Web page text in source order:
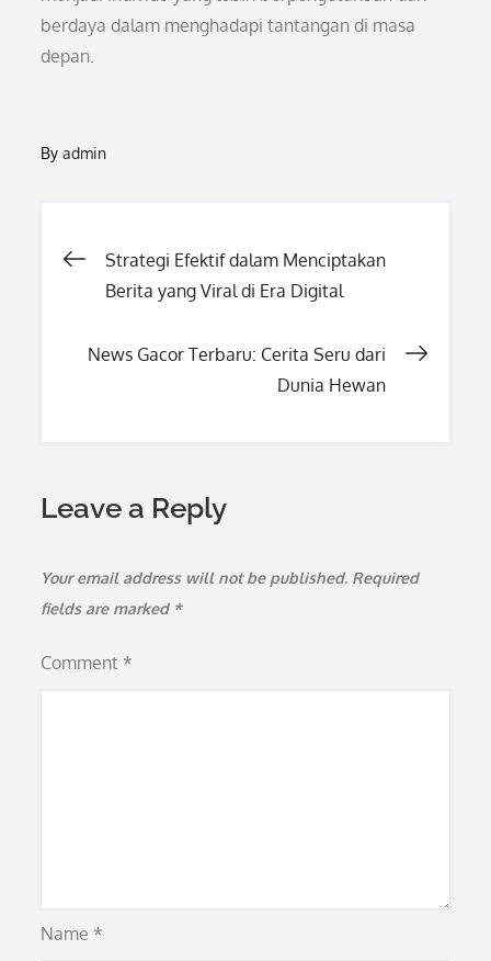
berdaya dalam menghadapi tantangan di masa
depan.
Byadmin
Post
Strategi Efektif dalam Menciptakan
Berita yang Viral di Era Digital
News Gacor Terbaru: Cerita Seru dari
Dunia Hewan
Leave a Reply
Your email address will not be published. Required
fields are marked *
Comment *
Name *